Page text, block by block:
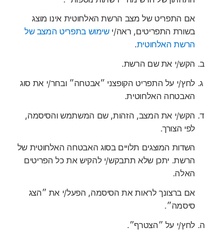
אם התפריט של מצב הרשת האלחוטית אינו מוצג
בשורת התפריטים, ראה/ישימוש בתפריט המצב של
הרשת האלחוטית.
‏הקש/י את שם הרשת.
לחץ/י על התפריט הקופצני ״אבטחה״ ובחר/י את סוג
האבטחה האלחוטית.
הקש/י את המצב, הזהות, שם המשתמש והסיסמה,
לפי הצורך.
השדות המוצגים תלויים בסוג האבטחה האלחוטית של
הרשת. יתכן שלא תתבקש/י להקיש את כל הפריטים
האלה.
אם ברצונך לראות את הסיסמה, הפעל/י את ״הצג
סיסמה״.
לחץ/י על ״הצטרף״.